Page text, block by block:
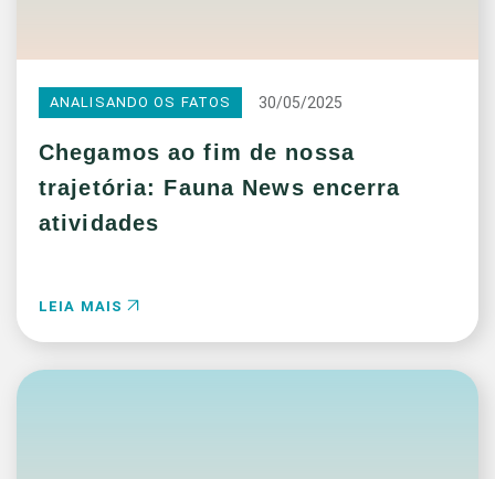
ANALISANDO OS FATOS 30/05/2025
Chegamos ao fim de nossa
trajetória: Fauna News encerra
atividades
LEIA MAIS